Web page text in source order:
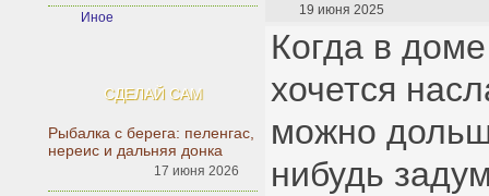
Иное
СДЕЛАЙ САМ
Рыбалка с берега: пеленгас,
нереис и дальняя донка
17 июня 2026
19 июня 2025
Когда в
хочется
можно
нибудь